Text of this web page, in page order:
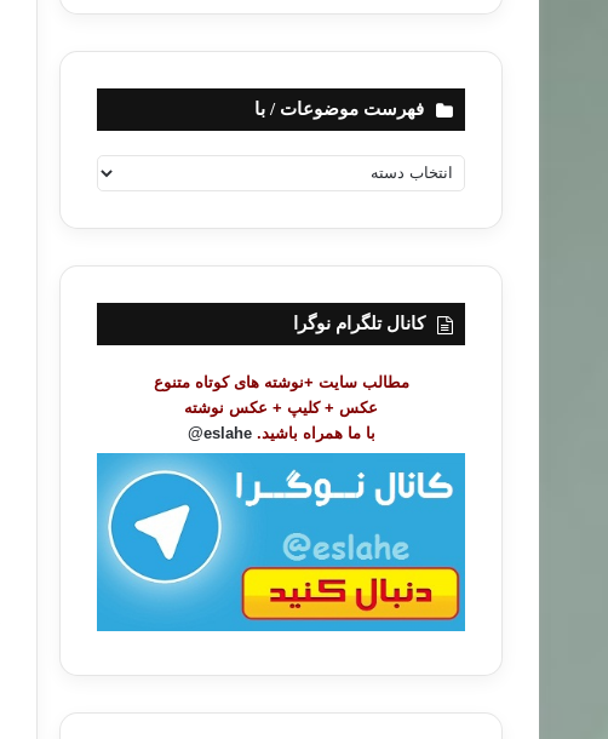
فهرست موضوعات / با
ه
ت
ض
کانال تلگرام نوگرا
مطالب سایت +نوشته های کوتاه متنوع
عکس + کلیپ + عکس نوشته
با ما همراه باشید. eslahe@